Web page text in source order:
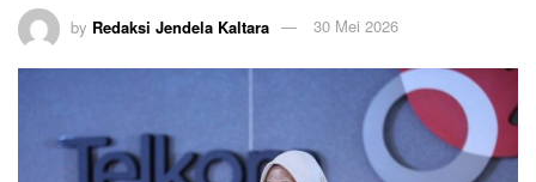
by Redaksi Jendela Kaltara 30 Mei 2026